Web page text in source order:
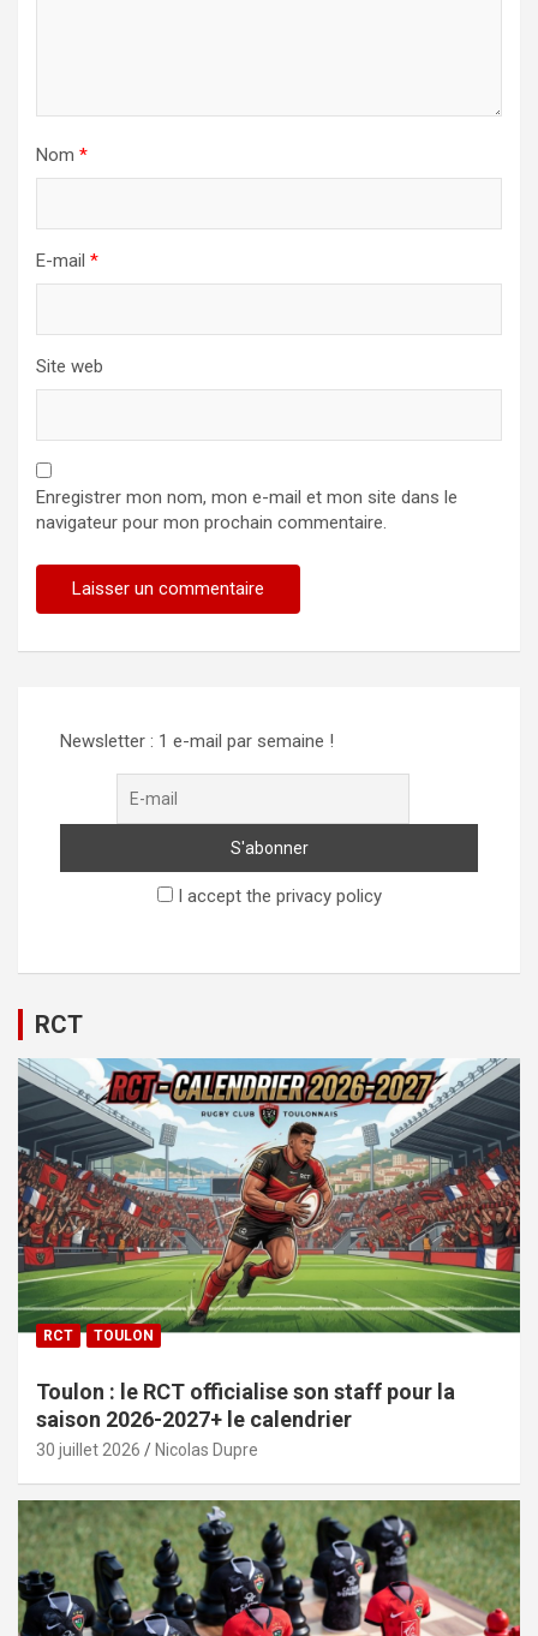
Nom *
E-mail *
Site web
Enregistrer mon nom, mon e-mail et mon site dans le
navigateur pour mon prochain commentaire.
Newsletter : 1 e-mail par semaine !
I accept the privacy policy
RCT
RCT TOULON
Toulon : le RCT officialise son staff pour la
saison 2026-2027+ le calendrier
30 juillet 2026 Nicolas Dupre